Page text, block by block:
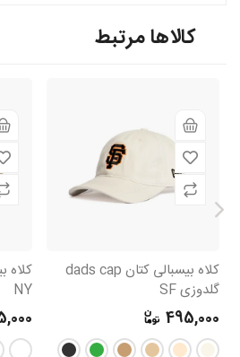
کالاها مرتبط
کلاه بیسبالی کتان dads cap
گلدوزی SF
495,000
کلاه
NY